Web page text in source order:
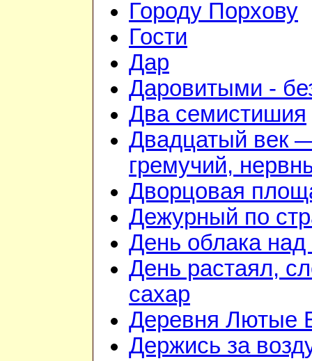
Городу Порхову
Гости
Дар
Даровитыми -
Два семистишия
Двадцатый век
гремучий,
Дворцовая
Дежурный по
День облака
День растаял,
сахар
Деревня Лютые
Держись за